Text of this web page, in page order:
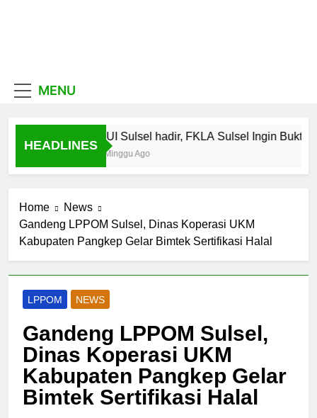
MENU
HEADLINES
MUI Sulsel hadir, FKLA Sulsel Ingin
1 Minggu Ago
Home
News
Gandeng LPPOM Sulsel, Dinas Koperasi UKM
Kabupaten Pangkep Gelar Bimtek Sertifikasi Halal
LPPOM NEWS
Gandeng LPPOM Sulsel,
Dinas Koperasi UKM
Kabupaten Pangkep Gelar
Bimtek Sertifikasi Halal